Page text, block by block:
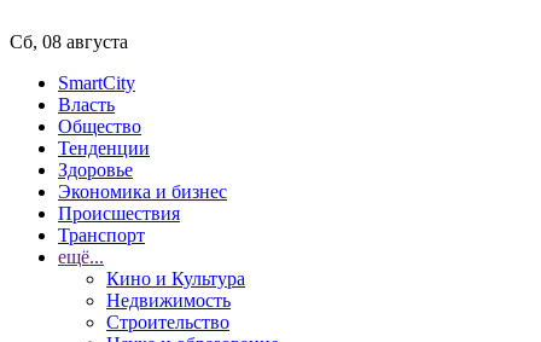
Сб, 08 августа
SmartCity
Власть
Общество
Тенденции
Здоровье
Экономика и бизнес
Происшествия
Транспорт
ещё...
Кино и Культура
Недвижимость
Строительство